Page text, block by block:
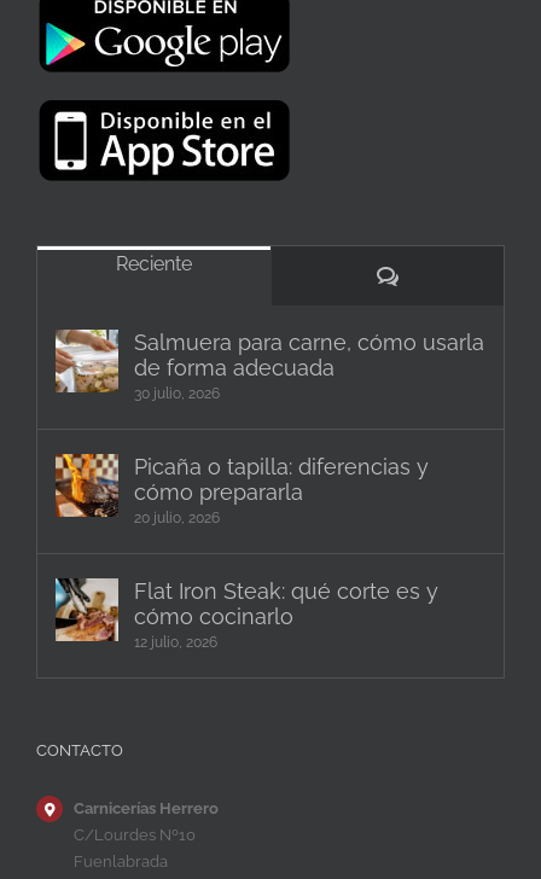
Reciente
Comentarios
Salmuera para carne, cómo usarla
de forma adecuada
30 julio, 2026
Picaña o tapilla: diferencias y
cómo prepararla
20 julio, 2026
Flat Iron Steak: qué corte es y
cómo cocinarlo
12 julio, 2026
CONTACTO
Carnicerías Herrero
C/Lourdes Nº10
Fuenlabrada